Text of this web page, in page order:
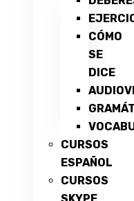
CÓMO
SE
DICE
CURSOS
ESPAÑOL
CURSOS